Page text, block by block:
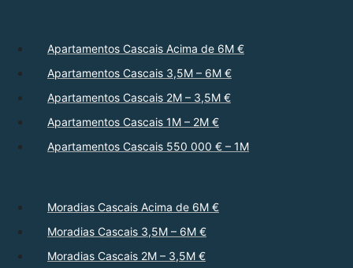
Apartamentos Cascais Acima de 6M €
Apartamentos Cascais 3,5M – 6M €
Apartamentos Cascais 2M – 3,5M €
Apartamentos Cascais 1M – 2M €
Apartamentos Cascais 550 000 € – 1M
Moradias Cascais Acima de 6M €
Moradias Cascais 3,5M – 6M €
Moradias Cascais 2M – 3,5M €